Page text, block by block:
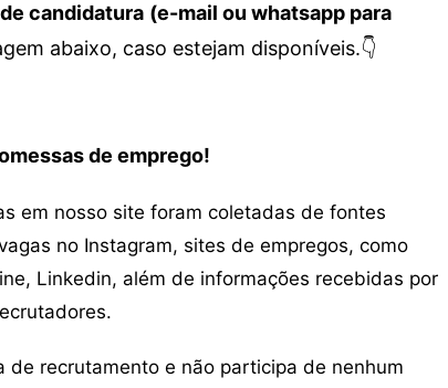
candidatura (e-mail ou whatsapp para
abaixo, caso estejam disponíveis.👇
de emprego!
em nosso site foram coletadas de fontes
no Instagram, sites de empregos, como
Linkedin, além de informações recebidas por
de recrutamento e não participa de nenhum